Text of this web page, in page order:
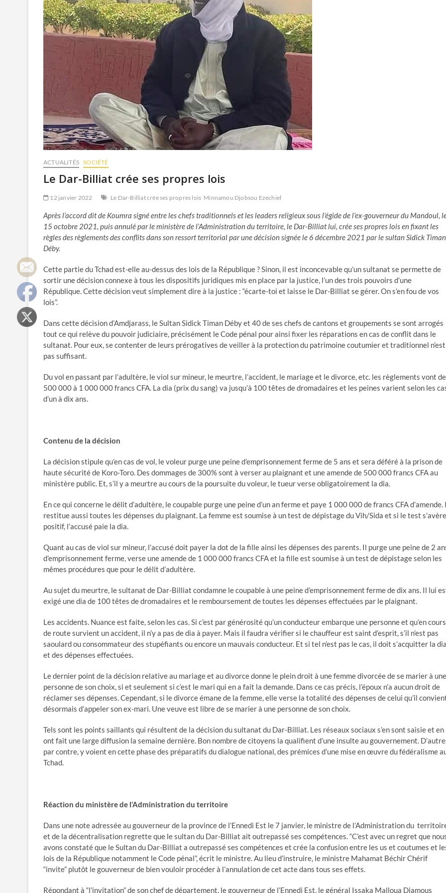
ACTUALITÉS SOCIÉTÉ
Le Dar-Billiat crée ses propres lois
12 janvier 2022 Le Dar-Billiat crée ses propres lois Minnamou Djobsou Ezechiel
Après l’accord dit de Koumra signé entre les chefs traditionnels et les leaders religieux sous l’égide de l’ex-gouverneur du Mandoul,
15 octobre 2021, puis annulé par le ministère de l’Administration du territoire, le Dar-Billiat lui, crée ses propres lois en fixant les
règles des règlements des conflits dans son ressort territorial par une décision signée le 6 décembre 2021 par le sultan Sidick Timan
Déby.
Cette partie du Tchad est-elle au-dessus des lois de la République ? Sinon, il est inconcevable qu’un sultanat se permette de
sortir une décision connexe à tous les dispositifs juridiques mis en place par la justice, l’un des trois pouvoirs d’une
République. Cette décision veut simplement dire à la justice : “écarte-toi et laisse le Dar-Billiat se gérer. On s’en fou de vos
lois”.
Dans cette décision d’Amdjarass, le Sultan Sidick Timan Déby et 40 de ses chefs de cantons et groupements se sont arrogés
tout ce qui relève du pouvoir judiciaire, précisément le Code pénal pour ainsi fixer les réparations en cas de conflit dans le
sultanat. Pour eux, se contenter de leurs prérogatives de veiller à la protection du patrimoine coutumier et traditionnel n’est
pas suffisant.
Du vol en passant par l’adultère, le viol sur mineur, le meurtre, l’accident, le mariage et le divorce, etc. les règlements vont de
500 000 à 1 000 000 francs CFA. La dia (prix du sang) va jusqu’à 100 têtes de dromadaires et les peines varient selon les
d’un à dix ans.
Contenu de la décision
La décision stipule qu’en cas de vol, le voleur purge une peine d’emprisonnement ferme de 5 ans et sera déféré à la prison de
haute sécurité de Koro-Toro. Des dommages de 300% sont à verser au plaignant et une amende de 500 000 francs CFA au
ministère public. Et, s’il y a meurtre au cours de la poursuite du voleur, le tueur verse obligatoirement la dia.
En ce qui concerne le délit d’adultère, le coupable purge une peine d’un an ferme et paye 1 000 000 de francs CFA d’amende.
restitue aussi toutes les dépenses du plaignant. La femme est soumise à un test de dépistage du Vih/Sida et si le test s’avère
positif, l’accusé paie la dia.
Quant au cas de viol sur mineur, l’accusé doit payer la dot de la fille ainsi les dépenses des parents. Il purge une peine de 2
d’emprisonnement ferme, verse une amende de 1 000 000 francs CFA et la fille est soumise à un test de dépistage selon les
mêmes procédures que pour le délit d’adultère.
Au sujet du meurtre, le sultanat de Dar-Billiat condamne le coupable à une peine d’emprisonnement ferme de dix ans. Il lui
exigé une dia de 100 têtes de dromadaires et le remboursement de toutes les dépenses effectuées par le plaignant.
Les accidents. Nuance est faite, selon les cas. Si c’est par générosité qu’un conducteur embarque une personne et qu’en cours
de route survient un accident, il n’y a pas de dia à payer. Mais il faudra vérifier si le chauffeur est saint d’esprit, s’il n’est pas
saoulard ou consommateur des stupéfiants ou encore un mauvais conducteur. Et si tel n’est pas le cas, il doit s’acquitter la dia
et des dépenses effectuées.
Le dernier point de la décision relative au mariage et au divorce donne le plein droit à une femme divorcée de se marier à une
personne de son choix, si et seulement si c’est le mari qui en a fait la demande. Dans ce cas précis, l’époux n’a aucun droit de
réclamer ses dépenses. Cependant, si le divorce émane de la femme, elle verse la totalité des dépenses de celui qu’il
désormais d’appeler son ex-mari. Une veuve est libre de se marier à une personne de son choix.
Tels sont les points saillants qui résultent de la décision du sultanat du Dar-Billiat. Les réseaux sociaux s’en sont saisie et en
ont fait une large diffusion la semaine dernière. Bon nombre de citoyens la qualifient d’une insulte au gouvernement.
par contre, y voient en cette phase des préparatifs du dialogue national, des prémices d’une mise en œuvre du fédéralisme
Tchad.
Réaction du ministère de l’Administration du territoire
Dans une note adressée au gouverneur de la province de l’Ennedi Est le 7 janvier, le ministre de l’Administration du
et de la décentralisation regrette que le sultan du Dar-Billiat ait outrepassé ses compétences. “C’est avec un regret que
avons constaté que le Sultan du Dar-Billiat a outrepassé ses compétences et crée la confusion entre les us et coutumes et
lois de la République notamment le Code pénal”, écrit le ministre. Au lieu d’instruire, le ministre Mahamat Béchir Chérif
“invite” plutôt le gouverneur de bien vouloir procéder à l’annulation de cet acte dans tous ses effets.
Répondant à “l’invitation” de son chef de département, le gouverneur de l’Ennedi Est, le général Issaka Malloua Djamous